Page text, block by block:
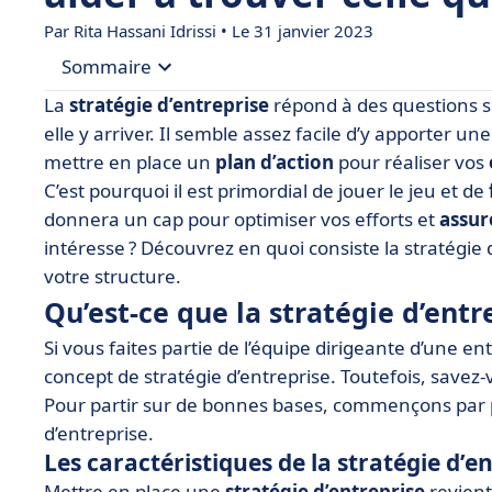
Par Rita Hassani Idrissi • Le 31 janvier 2023
Sommaire
• Qu’est-ce que la stratégie d’entreprise ?
• Quelles sont les principales stratégies
• Comment mettre en place une démarche
• Stratégie d’entreprise : on résume
La stratégie d’entreprise répond à des questions
elle y arriver. Il semble assez facile d’y apporter
mettre en place un plan d’action pour réaliser vos
C’est pourquoi il est primordial de jouer le jeu et de
donnera un cap pour optimiser vos efforts et
intéresse ? Découvrez en quoi consiste la
votre structure.
Qu’est-ce que la stratégie
Si vous faites partie de l’équipe dirigeante d’une
concept de stratégie d’entreprise. Toutefois,
Pour partir sur de bonnes bases, commençons
d’entreprise.
Les caractéristiques de la stratégie